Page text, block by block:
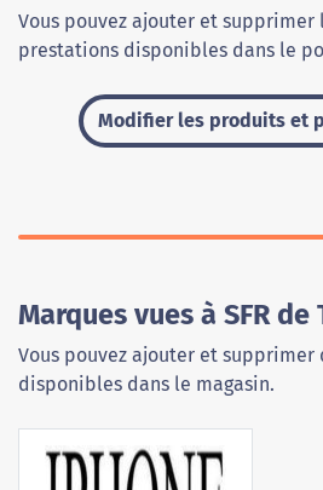
Vous pouvez ajouter et
prestations disponibles dans le
Modifier les produits et
Marques vues à SFR de
Vous pouvez ajouter et supprimer
disponibles dans le magasin.